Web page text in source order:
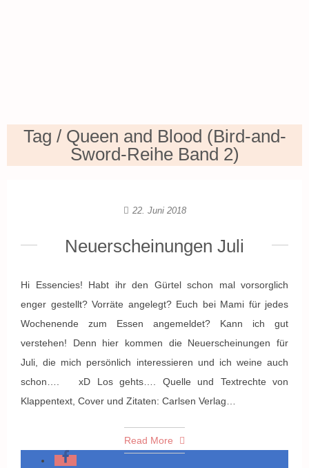
Tag / Queen and Blood (Bird-and-
Sword-Reihe Band 2)
22. Juni 2018
Neuerscheinungen Juli
Hi Essencies! Habt ihr den Gürtel schon mal vorsorglich
enger gestellt? Vorräte angelegt? Euch bei Mami für jedes
Wochenende zum Essen angemeldet? Kann ich gut
verstehen! Denn hier kommen die Neuerscheinungen für
Juli, die mich persönlich interessieren und ich weine auch
schon…. xD Los gehts…. Quelle und Textrechte von
Klappentext, Cover und Zitaten: Carlsen Verlag…
Read More